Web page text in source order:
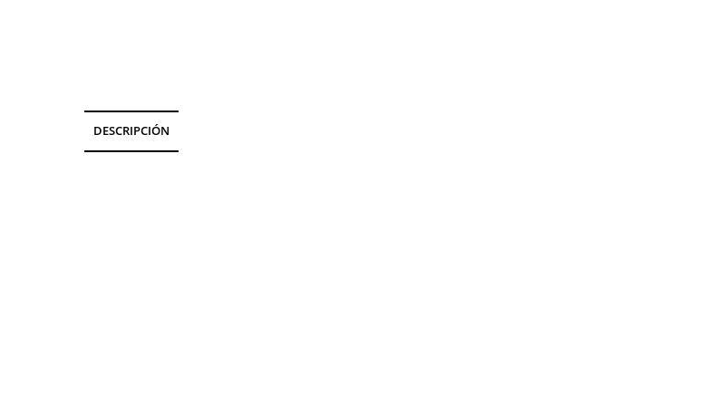
DESCRIPCIÓN